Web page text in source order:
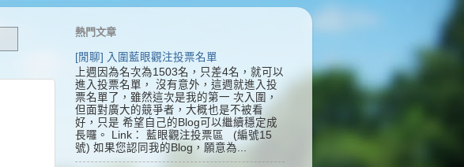
熱門文章
[閒聊] 入圍藍眼觀注投票名單
上週因為名次為1503名，只差4名，就可以
進入投票名單， 沒有意外，這週就進入投
票名單了，雖然這次是我的第一 次入圍，
但面對廣大的競爭者，大概也是不被看
好，只是 希望自己的Blog可以繼續穩定成
長囉。 Link： 藍眼觀注投票區 (編號15
號) 如果您認同我的Blog，願意為...